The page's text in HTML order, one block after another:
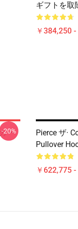
ギフトを取
￥384,250
ー
-20%
Pierce ザ·
Pullover
￥622,775